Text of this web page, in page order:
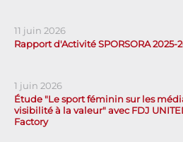
11 juin 2026
Rapport d'Activité SPORSORA 2025-
1 juin 2026
Étude "Le sport féminin sur les
visibilité à la valeur" avec FDJ
Factory